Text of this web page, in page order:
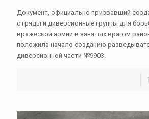
Документ, официально призвавший
отряды и диверсионные группы для
вражеской армии в занятых врагом
положила начало созданию
диверсионной части №9903.